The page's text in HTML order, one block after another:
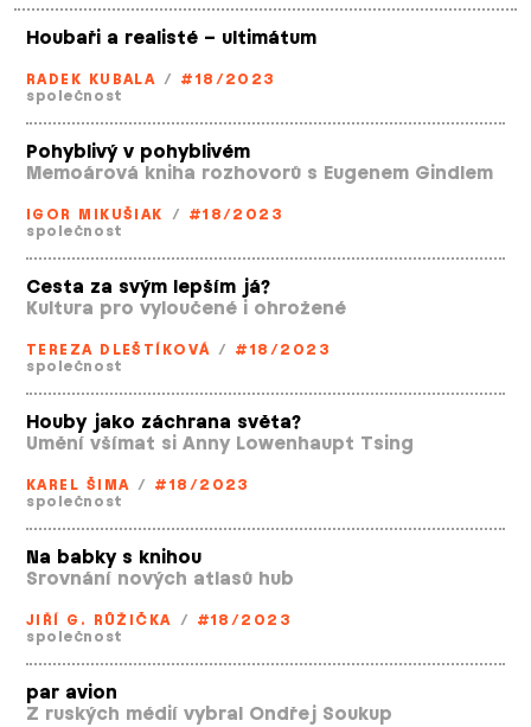
Houbaři a realisté – ultimátum
RADEK KUBALA / #18/2023
společnost
Pohyblivý v pohyblivém
Memoárová kniha rozhovorů s Eugenem Gindlem
IGOR MIKUŠIAK / #18/2023
společnost
Cesta za svým lepším já?
Kultura pro vyloučené i ohrožené
TEREZA DLEŠTÍKOVÁ / #18/2023
společnost
Houby jako záchrana světa?
Umění všímat si Anny Lowenhaupt Tsing
KAREL ŠIMA / #18/2023
společnost
Na babky s knihou
Srovnání nových atlasů hub
JIŘÍ G. RŮŽIČKA / #18/2023
společnost
par avion
Z ruských médií vybral Ondřej Soukup